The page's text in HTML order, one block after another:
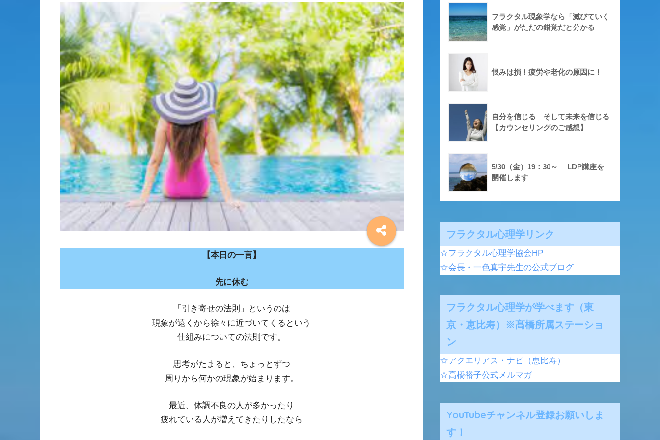
【本日の一言】
先に休む
「引き寄せの法則」というのは
現象が遠くから徐々に近づいてくるという
仕組みについての法則です。
思考がたまると、ちょっとずつ
周りから何かの現象が始まります。
最近、体調不良の人が多かったり
疲れている人が増えてきたりしたなら
フラクタル現象学なら「滅びていく
感覚」がただの錯覚だと分かる
恨みは損！疲労や老化の原因に！
自分を信じる そして未来を信じる
【カウンセリングのご感想】
5/30（金）19：30～ LDP講座を
開催します
フラクタル心理学リンク
☆フラクタル心理学協会HP
☆会長・一色真宇先生の公式ブログ
フラクタル心理学が学べます（東
京・恵比寿）※髙橋所属ステーショ
ン
☆アクエリアス・ナビ（恵比寿）
☆高橋裕子公式メルマガ
YouTubeチャンネル登録お願いしま
す！